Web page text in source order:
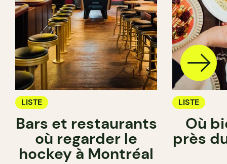
LISTE
Bars et restaurants
où regarder le
hockey à Montréal
LISTE
Où
près